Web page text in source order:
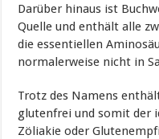
Darüber hinaus ist
Quelle und enthält alle
die essentiellen
normalerweise nicht in
Trotz des Namens
glutenfrei und somit der
Zöliakie oder